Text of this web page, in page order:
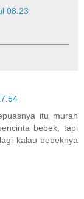
08.23
itu murah
bebek, tapi
kalau bebeknya